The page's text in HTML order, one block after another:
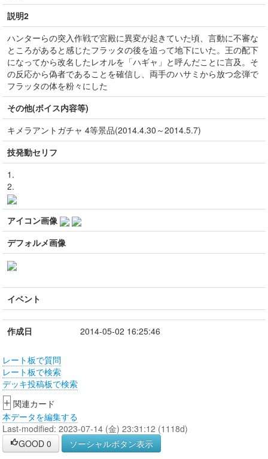
説明2
ハンターらの突入作戦で宮殿に異変が起きていた頃、言動に不審な
ところがあると感じたフラッタの後を追って地下にいた。王の配下
になってから改名したレオルを「ハギャ」と呼んだことに言及。そ
の反応から偽者であることを確信し、両手のハサミから放つ念弾で
フラッタの体を粉々にした
その他(ボイス内容等)
キメラアントガチャ 4等景品(2014.4.30～2014.5.7)
技発動セリフ
1.
2.
アイコン画像
デフォルメ画像
イベント
作成日 2014-05-02 16:25:46
レート板で質問
レート板で検索
デッキ投稿板で検索
+ 関連カード
本データを編集する
Last-modified: 2023-07-14 (金) 23:31:12 (1118d)
GOOD 0 ソーシャルボタン表示